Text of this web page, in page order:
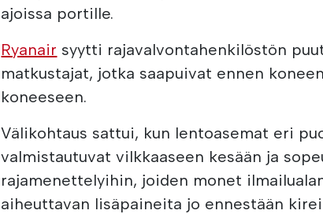
ajoissa portille.
Ryanair syytti rajavalvontahenkilöstön
matkustajat, jotka saapuivat ennen
koneeseen.
Välikohtaus sattui, kun lentoasemat eri
valmistautuvat vilkkaaseen kesään ja
rajamenettelyihin, joiden monet
aiheuttavan lisäpaineita jo ennestään